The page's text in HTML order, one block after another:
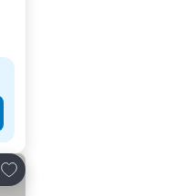
Føj til favoritter